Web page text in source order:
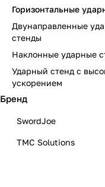
Горизонтальные
Двунаправленные
стенды
Наклонные ударные
Ударный стенд с
ускорением
Бренд
SwordJoe
TMC Solutions